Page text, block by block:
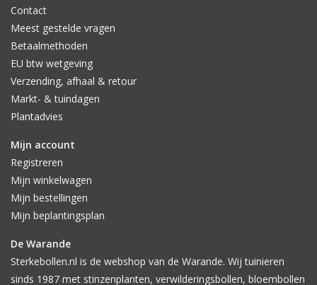
Contact
Meest gestelde vragen
Betaalmethoden
EU btw wetgeving
Verzending, afhaal & retour
Markt- & tuindagen
Plantadvies
Mijn account
Registreren
Mijn winkelwagen
Mijn bestellingen
Mijn beplantingsplan
De Warande
Sterkebollen.nl is de webshop van de Warande. Wij tuinieren
sinds 1987 met stinzenplanten, verwilderingsbollen, bloembollen